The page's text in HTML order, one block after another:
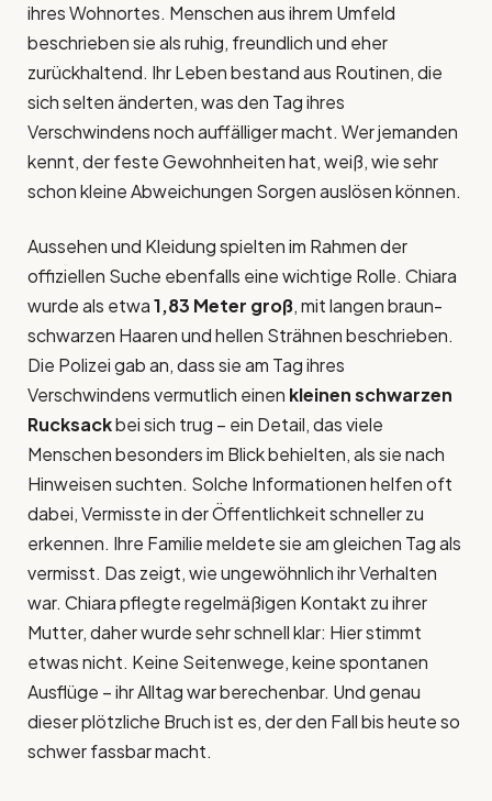
ihres Wohnortes. Menschen aus ihrem Umfeld
beschrieben sie als ruhig, freundlich und eher
zurückhaltend. Ihr Leben bestand aus Routinen, die
sich selten änderten, was den Tag ihres
Verschwindens noch auffälliger macht. Wer jemanden
kennt, der feste Gewohnheiten hat, weiß, wie sehr
schon kleine Abweichungen Sorgen auslösen können.
Aussehen und Kleidung spielten im Rahmen der
offiziellen Suche ebenfalls eine wichtige Rolle. Chiara
wurde als etwa1,83 Meter groß, mit langen braun-
schwarzen Haaren und hellen Strähnen beschrieben.
Die Polizei gab an, dass sie am Tag ihres
Verschwindens vermutlich einen kleinen schwarzen
Rucksackbei sich trug – ein Detail, das viele
Menschen besonders im Blick behielten, als sie nach
Hinweisen suchten. Solche Informationen helfen oft
dabei, Vermisste in der Öffentlichkeit schneller zu
erkennen. Ihre Familie meldete sie am gleichen Tag als
vermisst. Das zeigt, wie ungewöhnlich ihr Verhalten
war. Chiara pflegte regelmäßigen Kontakt zu ihrer
Mutter, daher wurde sehr schnell klar: Hier stimmt
etwas nicht. Keine Seitenwege, keine spontanen
Ausflüge – ihr Alltag war berechenbar. Und genau
dieser plötzliche Bruch ist es, der den Fall bis heute so
schwer fassbar macht.